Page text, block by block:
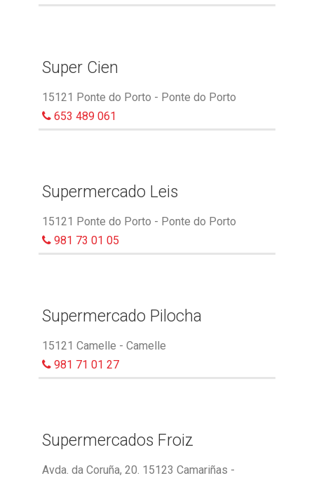
Super Cien
15121 Ponte do Porto - Ponte do Porto
653 489 061
Supermercado Leis
15121 Ponte do Porto - Ponte do Porto
981 73 01 05
Supermercado Pilocha
15121 Camelle - Camelle
981 71 01 27
Supermercados Froiz
Avda. da Coruña, 20. 15123 Camariñas -